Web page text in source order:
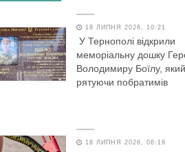
18 ЛИПНЯ 2026, 10:21
У Тернополі відкрили
меморіальну дошку
Володимиру Боїлу, який
рятуючи побратимів
18 ЛИПНЯ 2026, 06:19